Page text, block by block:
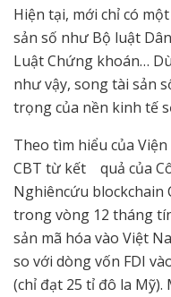
Hiện tại, mới chỉ có
sản số như Bộ luật
Luật Chứng khoán…
như vậy, song tài sản
trọng của nền kinh tế
Theo tìm hiểu của
CBT từ kết quả của
Nghiêncứu blockchain
trong vòng 12 tháng
sản mã hóa vào Việt
so với dòng vốn FDI
(chỉ đạt 25 tỉ đô la Mỹ).